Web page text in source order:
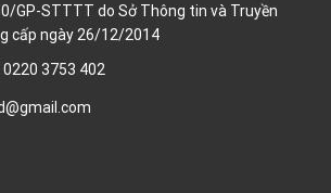
GP-STTTT do Sở Thông tin và Truyền
cấp ngày 26/12/2014
0220 3753 402